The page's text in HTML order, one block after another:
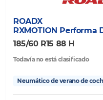
ROADX
RXMOTION Performa
185/60 R15 88 H
Todavía no está clasificado
Neumático de verano de